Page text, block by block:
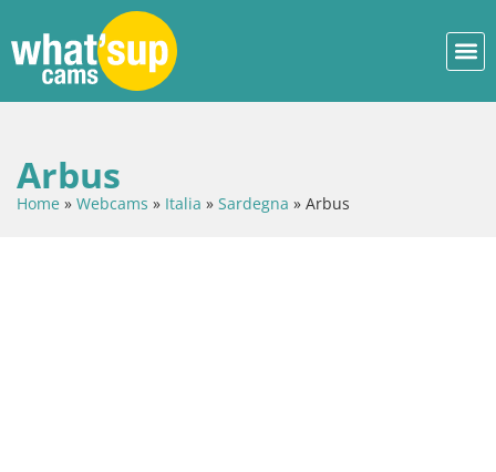
Arbus
Home » Webcams » Italia » Sardegna » Arbus